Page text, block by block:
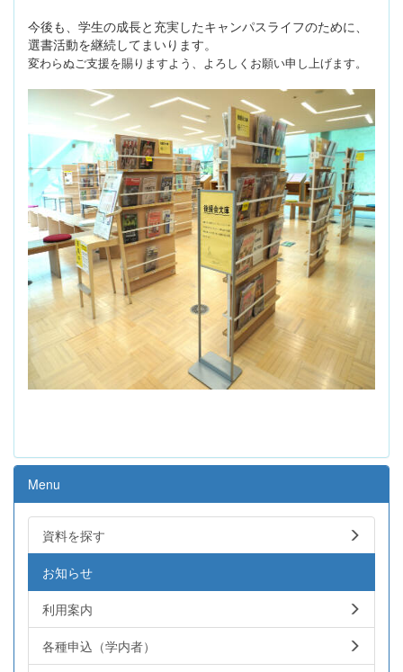
今後も、学生の成長と充実したキャンパスライフのために、
選書活動を継続してまいります。
変わらぬご支援を賜りますよう、よろしくお願い申し上げます。
Menu
資料を探す
お知らせ
利用案内
各種申込（学内者）